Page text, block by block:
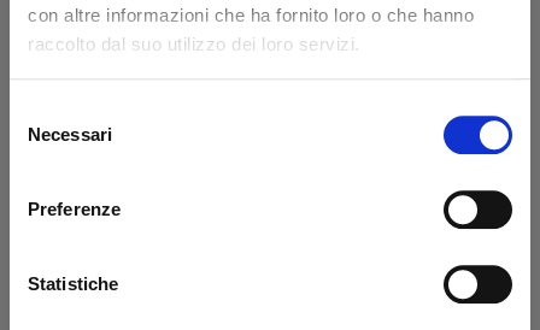
con altre informazioni che ha fornito loro o che hanno
raccolto dal suo utilizzo dei loro servizi.
delNecessari
Preferenze
Statistiche
Code: 14217L Code: 14218L